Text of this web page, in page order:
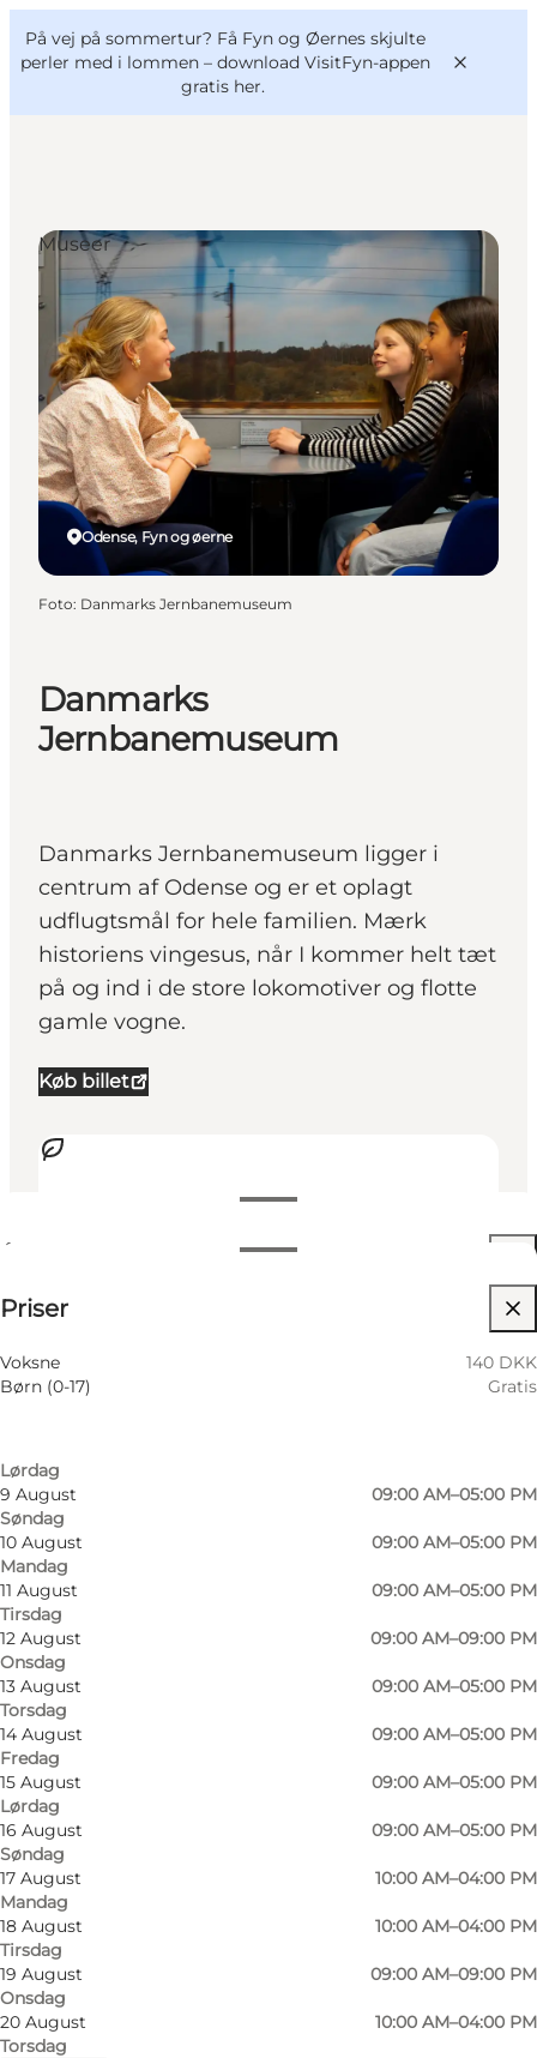
På vej på sommertur? Få Fyn og Øernes skjulte
perler med i lommen – download VisitFyn-appen
gratis her.
Oplevelser
Outdoor
Mad og drikke
Overnatning
Book lokale oplevelser
VisitFyn
Deutsch
Danmarks
Jernbanemuseum
Danmarks Jernbanemuseum ligger i
centrum af Odense og er et oplagt
udflugtsmål for hele familien. Mærk
historiens vingesus, når I kommer helt tæt
på og ind i de store lokomotiver og flotte
gamle vogne.
Køb billet
Filtrér efter måned
6 August
Torsdag
7 August
09:00 AM–05:00 PM
Lørdag
9 August
Søndag
09:00 AM–05:00 PM
10 August
Mandag
09:00 AM–05:00 PM
11 August
Tirsdag
09:00 AM–05:00 PM
12 August
Onsdag
09:00 AM–09:00 PM
13 August
Torsdag
09:00 AM–05:00 PM
14 August
Fredag
09:00 AM–05:00 PM
15 August
Lørdag
09:00 AM–05:00 PM
16 August
Søndag
09:00 AM–05:00 PM
17 August
Mandag
10:00 AM–04:00 PM
18 August
Tirsdag
10:00 AM–04:00 PM
19 August
Onsdag
09:00 AM–09:00 PM
20 August
Torsdag
10:00 AM–04:00 PM
Priser
Voksne
140 DKK
Børn (0-17)
Gratis
⌘
Odense, Fyn og øerne
Museer
Foto: Danmarks Jernbanemuseum
Foto